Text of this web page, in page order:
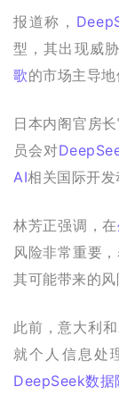
报道称，
型，其出现威
歌的市场主导地
日本内阁官房
员会对
AI相关国际开发
林芳正强调，在
风险非常重要
其可能带来的风
此前，意大利
就个人信息处
DeepSeek数据